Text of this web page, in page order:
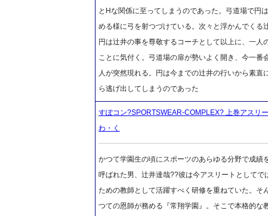
とHな関係に至ってしまうのであった。弓道場で円
める様に弓を射つづけている。次々と浮かんでくる
円は辻井の事を尊敬するコーチとして以上に、一人
ことに気付く。弓道場の扉が勢いよく開き、今一番
人が突然現れる。円は今までの辻井の行いから素直
ら逃げ出してしまうのであった
すぽコン?SPORTSWEAR-COMPLEX? 上巻アスリ
わ・く
かつて学園生の頃にスポーツのあらゆる分野で成績
呼ばれた男、辻井達哉??彼は今アスリートとしてで
ための教師として活躍すべく研修を重ねていた。そ
つての恩師が務める『常翔学園』。そこで本格的な